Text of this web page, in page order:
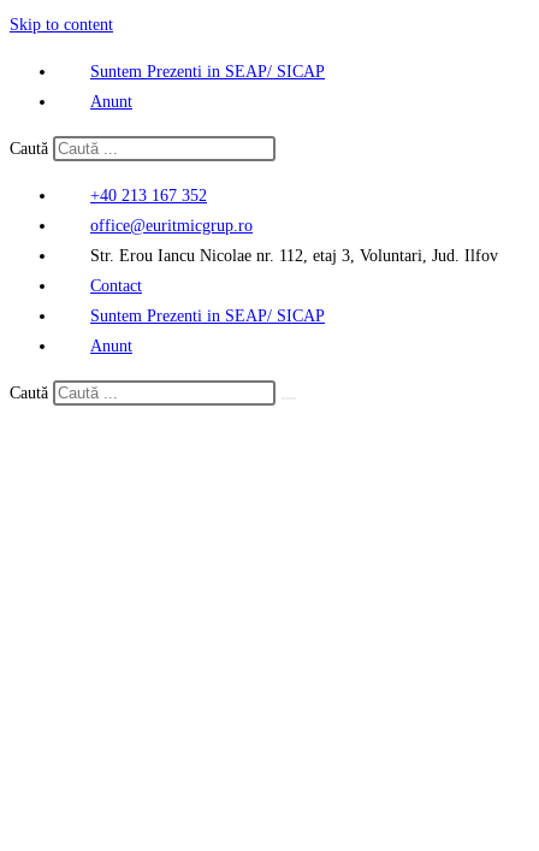
Skip to content
Suntem Prezenti in SEAP/ SICAP
Anunt
Caută
+40 213 167 352
office@euritmicgrup.ro
Str. Erou Iancu Nicolae nr. 112, etaj 3, Voluntari, Jud. Ilfov
Contact
Suntem Prezenti in SEAP/ SICAP
Anunt
Caută